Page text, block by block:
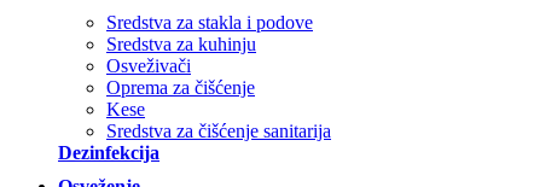
Sredstva za stakla i podove
Sredstva za kuhinju
Osveživači
Oprema za čišćenje
Kese
Sredstva za čišćenje sanitarija
Dezinfekcija